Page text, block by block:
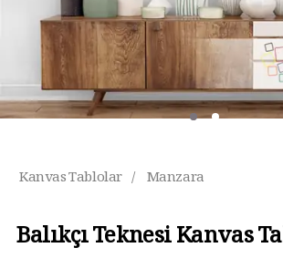
Kanvas Tablolar / Manzara
Balıkçı Teknesi Kanvas